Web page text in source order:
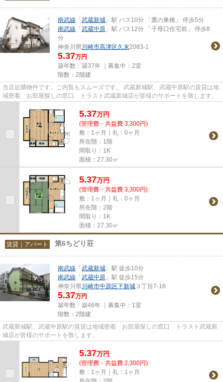
南武線 「武蔵新城 」駅 バス10分 「鷹の巣橋」 停歩5分
南武線 「武蔵中原 」駅 バス12分 「子母口住宅前」 停歩8
分
神奈川県川崎市高津区久末2083-1
5.37万円
築年数：築37年 ｜募集中： 2室
階数：2階建
当店近隣物件です。ご内覧もスムーズです。 武蔵新城駅、武蔵中原駅の賃貸は地
域密着 お部屋探しの窓口 トラスト武蔵新城店が皆様のサポートを致します。
5.37万円
(管理費・共益費 3,300円)
敷：1ヶ月｜礼：0ヶ月
所在階：1階
間取り：1K
面積：27.30㎡
5.37万円
(管理費・共益費 3,300円)
敷：1ヶ月｜礼：0ヶ月
所在階：2階
間取り：1K
面積：27.30㎡
賃貸｜アパート 第6ちどり荘
南武線 「武蔵新城 」駅 徒歩10分
南武線 「武蔵中原 」駅 徒歩15分
神奈川県川崎市中原区下新城 ３丁目7-16
5.37万円
築年数：築46年 ｜募集中： 1室
階数：2階建
武蔵新城駅、武蔵中原駅の賃貸は地域密着 お部屋探しの窓口 トラスト武蔵新
城店が皆様のサポートを致します。
5.37万円
(管理費・共益費 2,300円)
敷：1ヶ月｜礼：1ヶ月